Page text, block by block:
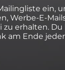
ein,
Werbe-E-
erhalten.
am Ende